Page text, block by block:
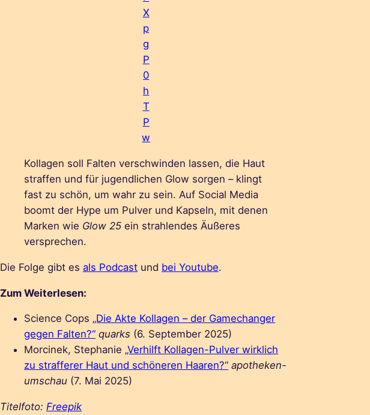
X
p
g
P
0
h
T
P
w
Kollagen soll Falten verschwinden lassen, die Haut
straffen und für jugendlichen Glow sorgen – klingt
fast zu schön, um wahr zu sein. Auf Social Media
boomt der Hype um Pulver und Kapseln, mit denen
Marken wie Glow 25 ein strahlendes Äußeres
versprechen.
Die Folge gibt es als Podcast und bei Youtube.
Zum Weiterlesen:
Science Cops „Die Akte Kollagen – der Gamechanger
gegen Falten?“ quarks (6. September 2025)
Morcinek, Stephanie „Verhilft Kollagen-Pulver wirklich
zu strafferer Haut und schöneren Haaren?“ apotheken-
umschau (7. Mai 2025)
Titelfoto: Freepik